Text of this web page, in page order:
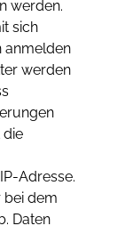
werden.
sich
anmelden
werden
die
Adresse.
bei dem
Daten